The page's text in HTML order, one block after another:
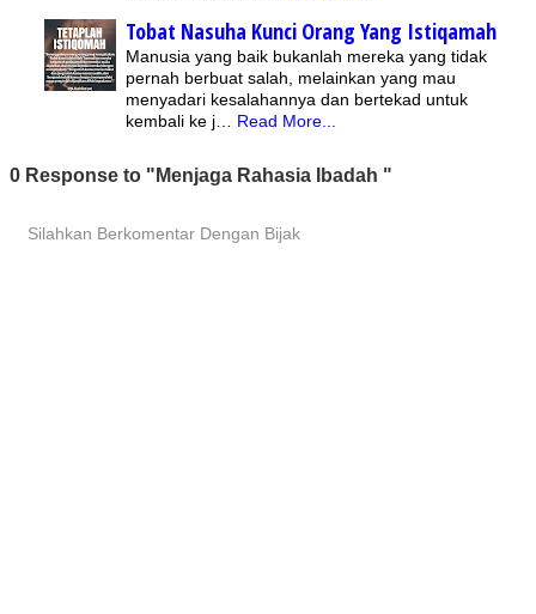
Tobat Nasuha Kunci Orang Yang Istiqamah
Manusia yang baik bukanlah mereka yang tidak
pernah berbuat salah, melainkan yang mau
menyadari kesalahannya dan bertekad untuk
kembali ke j… Read More...
0 Response to "Menjaga Rahasia Ibadah "
Silahkan Berkomentar Dengan Bijak